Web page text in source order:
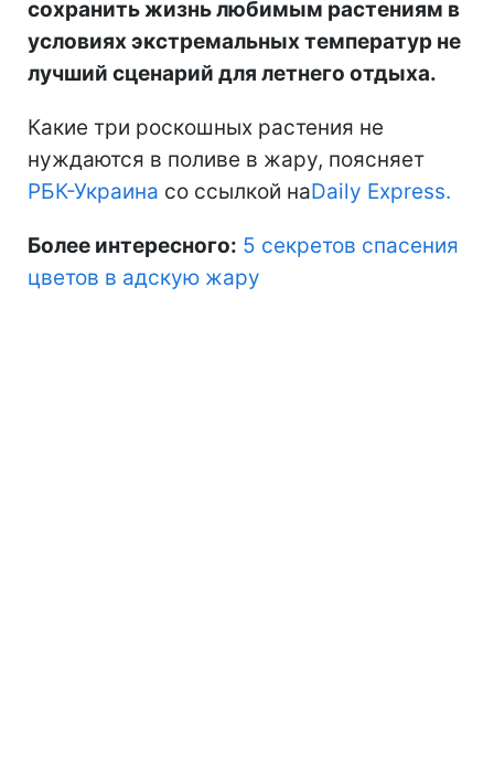
сохранить жизнь любимым растениям в
условиях экстремальных температур не
лучший сценарий для летнего отдыха.
Какие три роскошных растения не
нуждаются в поливе в жару, поясняет
РБК-Украина со ссылкой наDaily Express.
Более интересного: 5 секретов спасения
цветов в адскую жару